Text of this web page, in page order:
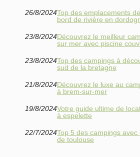
26/8/2024Top des emplacements
bord de rivière en
23/8/2024Découvrez le meilleur
sur mer avec piscine
23/8/2024Top des campings à
sud de la bretagne
21/8/2024Découvrez le luxe au
à brem-sur-mer
19/8/2024Votre guide ultime de
à espelette
22/7/2024Top 5 des campings avec
de toulouse